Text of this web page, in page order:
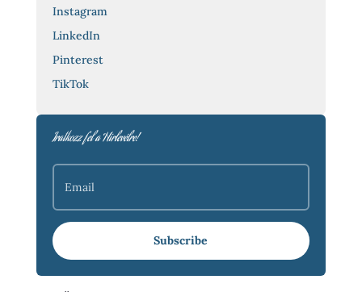
Instagram
LinkedIn
Pinterest
TikTok
Iratkozz fel a Hírlevélre!
Subscribe